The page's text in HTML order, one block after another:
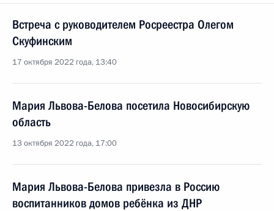
Встреча с руководителем Росреестра Олегом
Скуфинским
17 октября 2022 года, 13:40
Мария Львова-Белова посетила Новосибирскую
область
13 октября 2022 года, 17:00
Мария Львова-Белова привезла в Россию
воспитанников домов ребёнка из ДНР